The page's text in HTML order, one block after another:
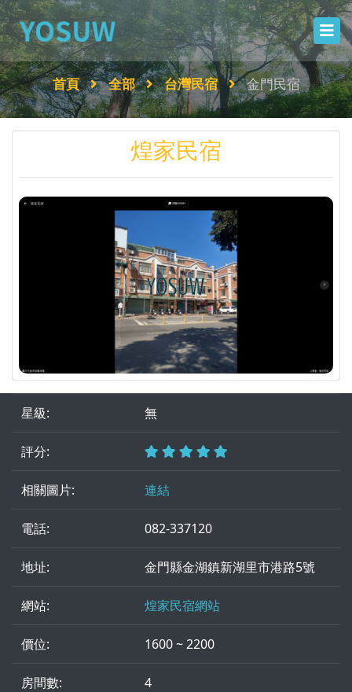
首頁 全部 台灣民宿 金門民宿
煌家民宿
星級: 無
評分:
相關圖片: 連結
電話: 082-337120
地址: 金門縣金湖鎮新湖里市港路5號
網站: 煌家民宿網站
價位: 1600 ~ 2200
房間數: 4